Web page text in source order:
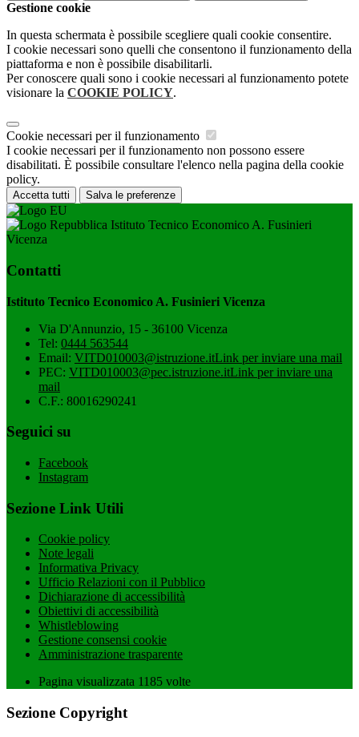
Gestione cookie
In questa schermata è possibile scegliere quali cookie consentire.
I cookie necessari sono quelli che consentono il funzionamento della
piattaforma e non è possibile disabilitarli.
Per conoscere quali sono i cookie necessari al funzionamento potete
visionare la COOKIE POLICY.
Cookie necessari per il funzionamento
I cookie necessari per il funzionamento non possono essere
disabilitati. È possibile consultare l'elenco nella pagina della cookie
policy.
Accetta tutti Salva le preferenze
Istituto Tecnico Economico A. Fusinieri
Vicenza
Contatti
Istituto Tecnico Economico A. Fusinieri Vicenza
Via D'Annunzio, 15 - 36100 Vicenza
Tel: 0444 563544
Email: VITD010003@istruzione.itLink per inviare una mail
PEC: VITD010003@pec.istruzione.itLink per inviare una
mail
C.F.: 80016290241
Seguici su
Facebook
Instagram
Sezione Link Utili
Cookie policy
Note legali
Informativa Privacy
Ufficio Relazioni con il Pubblico
Dichiarazione di accessibilità
Obiettivi di accessibilità
Whistleblowing
Gestione consensi cookie
Amministrazione trasparente
Pagina visualizzata 1185 volte
Sezione Copyright